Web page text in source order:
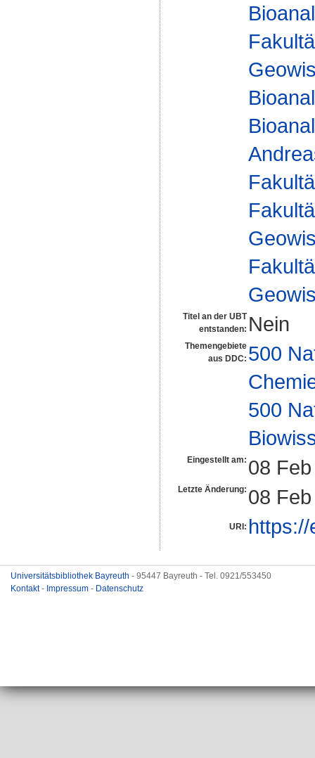
Titel an der UBT
entstanden: Nein
Themengebiete
aus DDC: 500
500
Eingestellt am: 08
Letzte Änderung: 08
URI:
Universitätsbibliothek Bayreuth - 95447 Bayreuth - Tel. 0921/553450
Kontakt- Impressum - Datenschutz